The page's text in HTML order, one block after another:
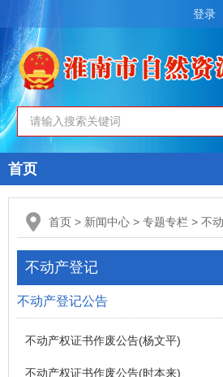
登录
首页
首页 > 新闻中心 > 专题专栏 > 不
不动产登记
不动产登记公告
不动产权证书作废公告(杨文平)
不动产权证书作废公告(时本来)